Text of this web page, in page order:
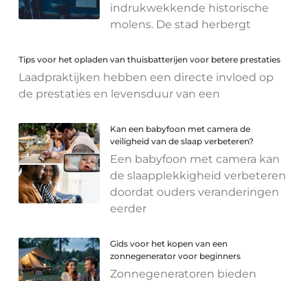
indrukwekkende historische
molens. De stad herbergt
Tips voor het opladen van thuisbatterijen voor betere prestaties
Laadpraktijken hebben een directe invloed op
de prestaties en levensduur van een
Kan een babyfoon met camera de
veiligheid van de slaap verbeteren?
Een babyfoon met camera kan
de slaapplekkigheid verbeteren
doordat ouders veranderingen
eerder
Gids voor het kopen van een
zonnegenerator voor beginners
Zonnegeneratoren bieden